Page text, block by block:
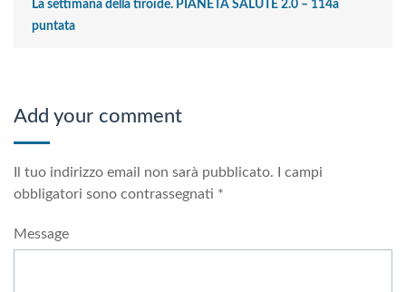
La settimana della tiroide. PIANETA SALUTE 2.0 – 114a
puntata
Add your comment
Il tuo indirizzo email non sarà pubblicato. I campi
obbligatori sono contrassegnati *
Message